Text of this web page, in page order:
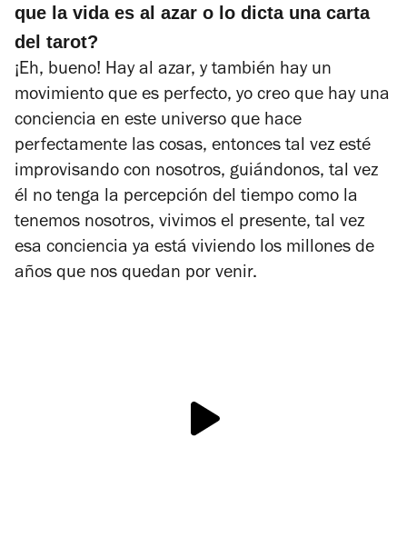
que la vida es al azar o lo dicta una carta
del tarot?
¡Eh, bueno! Hay al azar, y también hay un
movimiento que es perfecto, yo creo que hay una
conciencia en este universo que hace
perfectamente las cosas, entonces tal vez esté
improvisando con nosotros, guiándonos, tal vez
él no tenga la percepción del tiempo como la
tenemos nosotros, vivimos el presente, tal vez
esa conciencia ya está viviendo los millones de
años que nos quedan por venir.